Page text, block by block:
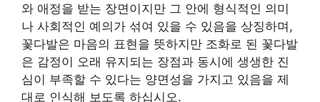
와 애정을 받는 장면이지만 그 안에 형식적인 의미
나 사회적인 예의가 섞여 있을 수 있음을 상징하며,
꽃다발은 마음의 표현을 뜻하지만 조화로 된 꽃다발
은 감정이 오래 유지되는 장점과 동시에 생생한 진
심이 부족할 수 있다는 양면성을 가지고 있음을 제
대로 인식해 보도록 하십시오.